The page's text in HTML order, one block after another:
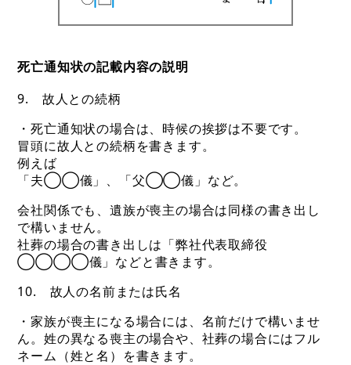
死亡通知状の記載内容の説明
9. 故人との続柄
・死亡通知状の場合は、時候の挨拶は不要です。
冒頭に故人との続柄を書きます。
例えば
「夫◯◯儀」、「父◯◯儀」など。
会社関係でも、遺族が喪主の場合は同様の書き出し
で構いません。
社葬の場合の書き出しは「弊社代表取締役
◯◯◯◯儀」などと書きます。
10. 故人の名前または氏名
・家族が喪主になる場合には、名前だけで構いませ
ん。姓の異なる喪主の場合や、社葬の場合にはフル
ネーム（姓と名）を書きます。